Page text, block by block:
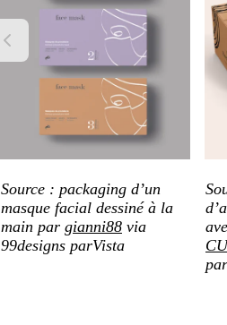
Source : packaging d’un
masque facial dessiné à la
main par gianni88 via
99designs parVista